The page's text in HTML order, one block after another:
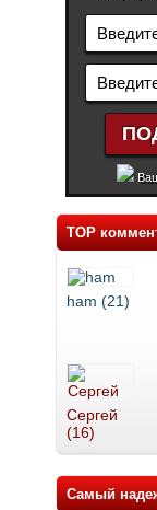
TOP
ham (21)
Сергей
(16)
Самый